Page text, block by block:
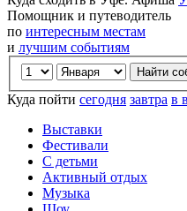
Помощник и путеводитель
по интересным местам
и лучшим событиям
Куда пойти сегодня завтра в
Выставки
Фестивали
С детьми
Активный отдых
Музыка